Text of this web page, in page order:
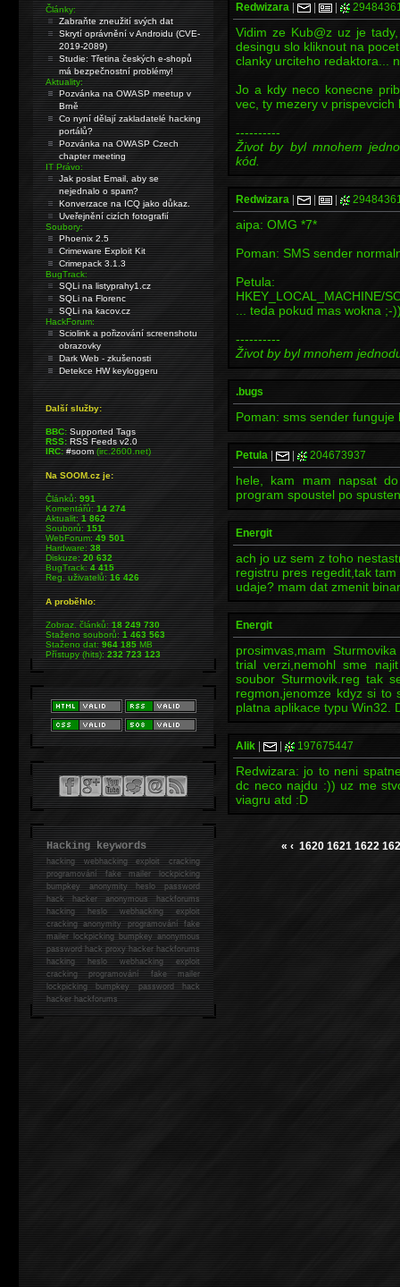
Redwizara
Vidim ze Kub@z uz je
desingu slo kliknout na
clanky urciteho redaktora...
Jo a kdy neco konecne
vec, ty mezery v
----------
Život by byl mnohem
kód.
Redwizara
aipa: OMG *7*
Poman: SMS sender
Petula:
HKEY_LOCAL_MACHINE/
... teda pokud mas wokna ;-
----------
Život by byl mnohem
.bugs
Poman: sms sender funguje
Petula 204673937
hele, kam mam napsat
program spoustel po
Energit
ach jo uz sem z toho
registru pres regedit,tak
udaje? mam dat zmenit
Energit
prosimvas,mam
trial verzi,nemohl sme
soubor Sturmovik.reg tak
regmon,jenomze kdyz si to
platna aplikace typu Win32.
Alik 197675447
Redwizara: jo to neni
dc neco najdu :)) uz me
viagru atd :D
« ‹ 1620 1621 1622
Články:
Zabraňte zneužití svých dat
Skrytí oprávnění v Androidu (CVE-
2019-2089)
Studie: Třetina českých e-shopů
má bezpečnostní problémy!
Aktuality:
Pozvánka na OWASP meetup v
Brně
Co nyní dělají zakladatelé hacking
portálů?
Pozvánka na OWASP Czech
chapter meeting
IT Právo:
Jak poslat Email, aby se
nejednalo o spam?
Konverzace na ICQ jako důkaz.
Uveřejnění cizích fotografií
Soubory:
Phoenix 2.5
Crimeware Exploit Kit
Crimepack 3.1.3
BugTrack:
SQLi na listyprahy1.cz
SQLi na Florenc
SQLi na kacov.cz
HackForum:
Sciolink a pořizování screenshotu
obrazovky
Dark Web - zkušenosti
Detekce HW keyloggeru
Další služby:
BBC: Supported Tags
RSS: RSS Feeds v2.0
IRC: #soom(irc.2600.net)
Na SOOM.cz je:
Článků:991
Komentářů:14 274
Aktualit:1 862
Souborů:151
WebForum:49 501
Hardware:38
Diskuze:20 632
BugTrack:4 415
Reg. uživatelů:16 426
A proběhlo:
Zobraz. článků:18 249 730
Staženo souborů:1 463 563
Staženo dat:964 185MB
Přístupy (hits):232 723 123
Hacking keywords
hackingwebhacking exploit cracking
programování fake mailer lockpicking
bumpkey anonymity heslo password
hackhacker anonymous hackforums
hackingheslo webhacking exploit
cracking anonymity programování fake
mailer lockpicking bumpkey anonymous
password hack proxy hacker hackforums
hacking heslo webhacking exploit
cracking programování fake mailer
lockpicking bumpkey password hack
hackerhackforums